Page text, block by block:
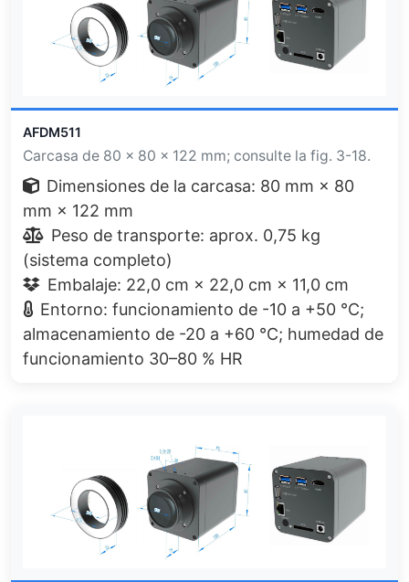
AFDM511
Carcasa de 80 × 80 × 122 mm; consulte la fig. 3-18.
Dimensiones de la carcasa: 80 mm × 80
mm × 122 mm
Peso de transporte: aprox. 0,75 kg
(sistema completo)
Embalaje: 22,0 cm × 22,0 cm × 11,0 cm
Entorno: funcionamiento de -10 a +50 °C;
almacenamiento de -20 a +60 °C; humedad de
funcionamiento 30–80 % HR